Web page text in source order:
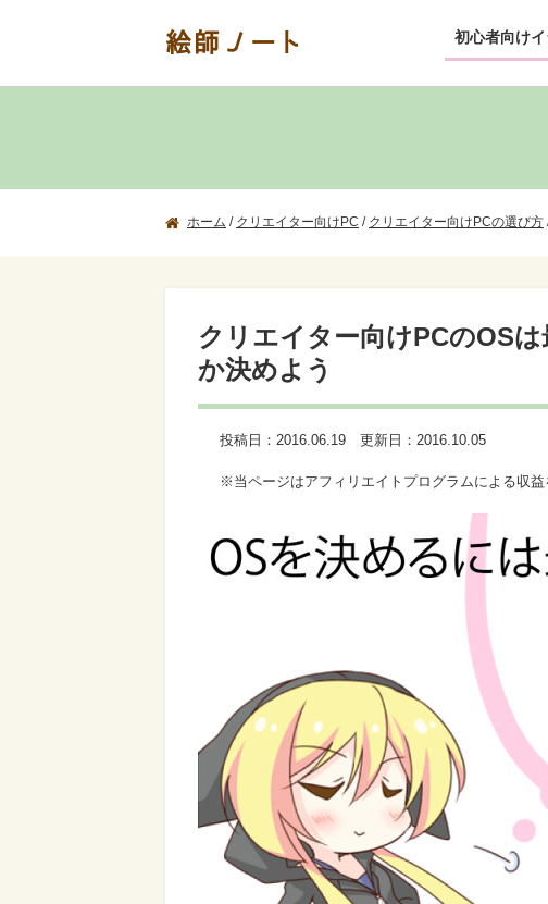
絵師ノート 初心者向け
ホーム / クリエイター向けPC / クリエイター向けPCの選び方
クリエイター向けPCのOS
か決めよう
投稿日： 2016.06.19 更新日： 2016.10.05
※当ページはアフィリエイトプログラムによる収益